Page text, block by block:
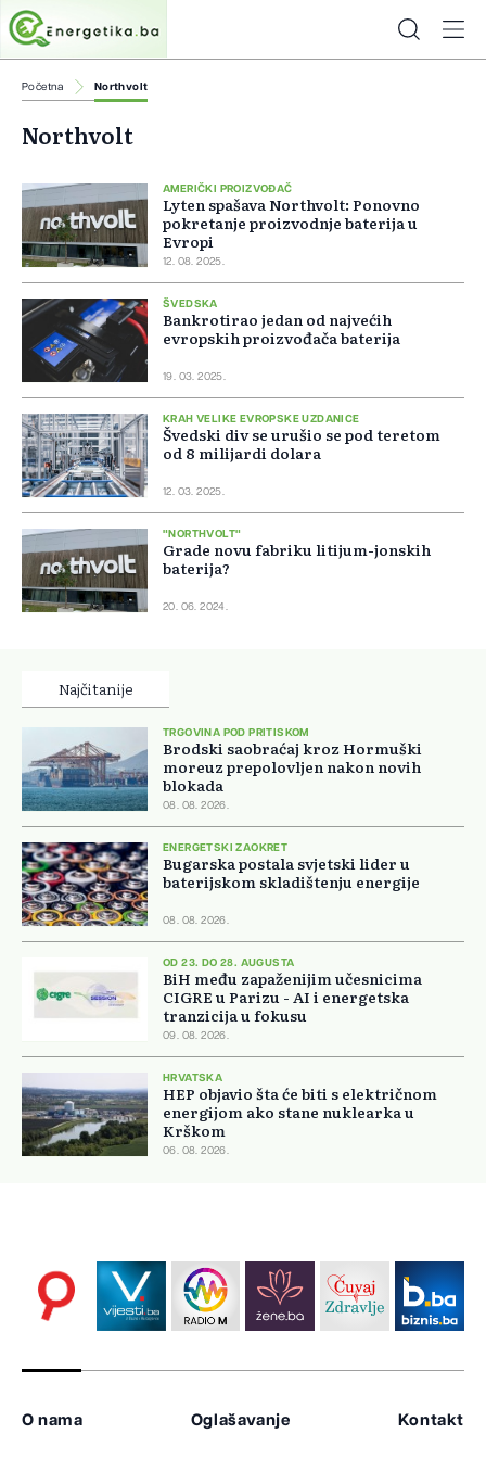
Početna Northvolt
Northvolt
AMERIČKI PROIZVOĐAČ
Lyten spašava Northvolt: Ponovno
pokretanje proizvodnje baterija u
Evropi
12. 08. 2025.
ŠVEDSKA
Bankrotirao jedan od najvećih
evropskih proizvođača baterija
19. 03. 2025.
KRAH VELIKE EVROPSKE UZDANICE
Švedski div se urušio se pod teretom
od 8 milijardi dolara
12. 03. 2025.
"NORTHVOLT"
Grade novu fabriku litijum-jonskih
baterija?
20. 06. 2024.
Najčitanije
TRGOVINA POD PRITISKOM
Brodski saobraćaj kroz Hormuški
moreuz prepolovljen nakon novih
blokada
08. 08. 2026.
ENERGETSKI ZAOKRET
Bugarska postala svjetski lider u
baterijskom skladištenju energije
08. 08. 2026.
OD 23. DO 28. AUGUSTA
BiH među zapaženijim učesnicima
CIGRE u Parizu - AI i energetska
tranzicija u fokusu
09. 08. 2026.
HRVATSKA
HEP objavio šta će biti s električnom
energijom ako stane nuklearka u
Krškom
06. 08. 2026.
O nama Oglašavanje Kontakt